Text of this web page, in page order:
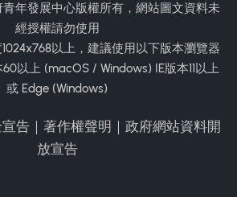
年發展中心版權所有，網站圖文資料未
經授權請勿使用
以上，建議使用以下版本瀏覽器
以上 (macOS / Windows) IE版本11以上
或 Edge (Windows)
告 ｜ 著作權聲明 ｜ 政府網站資料開
放宣告